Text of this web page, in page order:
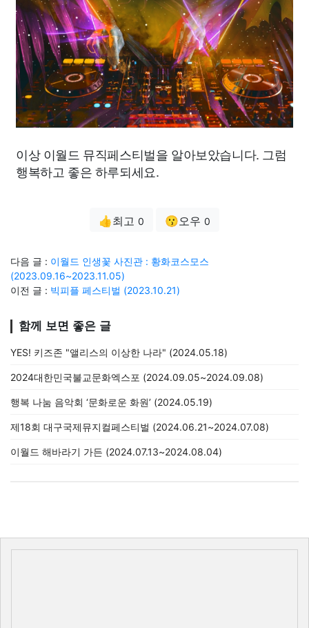
이상 이월드 뮤직페스티벌을 알아보았습니다. 그럼
행복하고 좋은 하루되세요.
👍최고 0 😗오우 0
다음 글 : 이월드 인생꽃 사진관 : 황화코스모스
(2023.09.16~2023.11.05)
이전 글 : 빅피플 페스티벌 (2023.10.21)
함께 보면 좋은 글
YES! 키즈존 "앨리스의 이상한 나라" (2024.05.18)
2024대한민국불교문화엑스포 (2024.09.05~2024.09.08)
행복 나눔 음악회 ‘문화로운 화원’ (2024.05.19)
제18회 대구국제뮤지컬페스티벌 (2024.06.21~2024.07.08)
이월드 해바라기 가든 (2024.07.13~2024.08.04)